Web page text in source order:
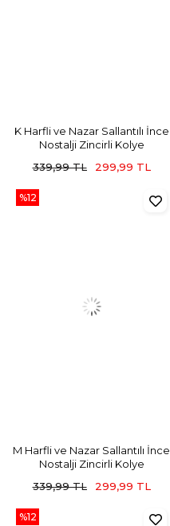
K Harfli ve Nazar Sallantılı İnce
Nostalji Zincirli Kolye
339,99 TL
299,99 TL
M Harfli ve Nazar Sallantılı İnce
Nostalji Zincirli Kolye
339,99 TL
299,99 TL
%12
%12